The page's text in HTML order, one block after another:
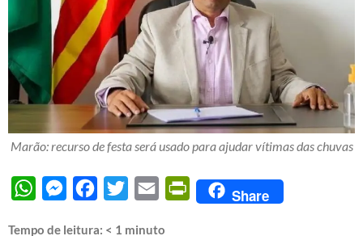
Marão: recurso de festa será usado para ajudar vítimas das chuvas
WhatsAppMessengerFacebook
Twitter Email PrintFriendly
Share
Tempo de leitura: < 1 minuto